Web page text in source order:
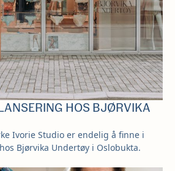
HOS BJØRVIKA
Ivorie Studio er endelig å finne i
Bjørvika Undertøy i Oslobukta.